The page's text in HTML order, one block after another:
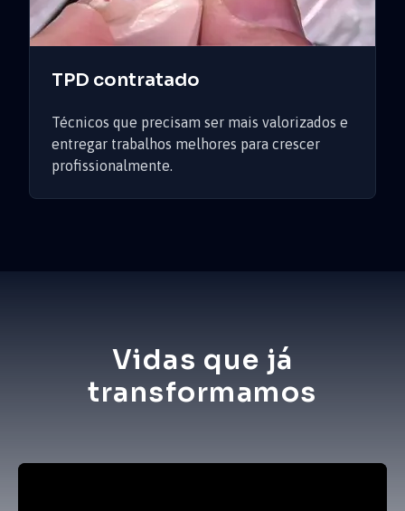
TPD contratado
Técnicos que precisam ser mais valorizados e
entregar trabalhos melhores para crescer
profissionalmente.
Vidas que já
transformamos